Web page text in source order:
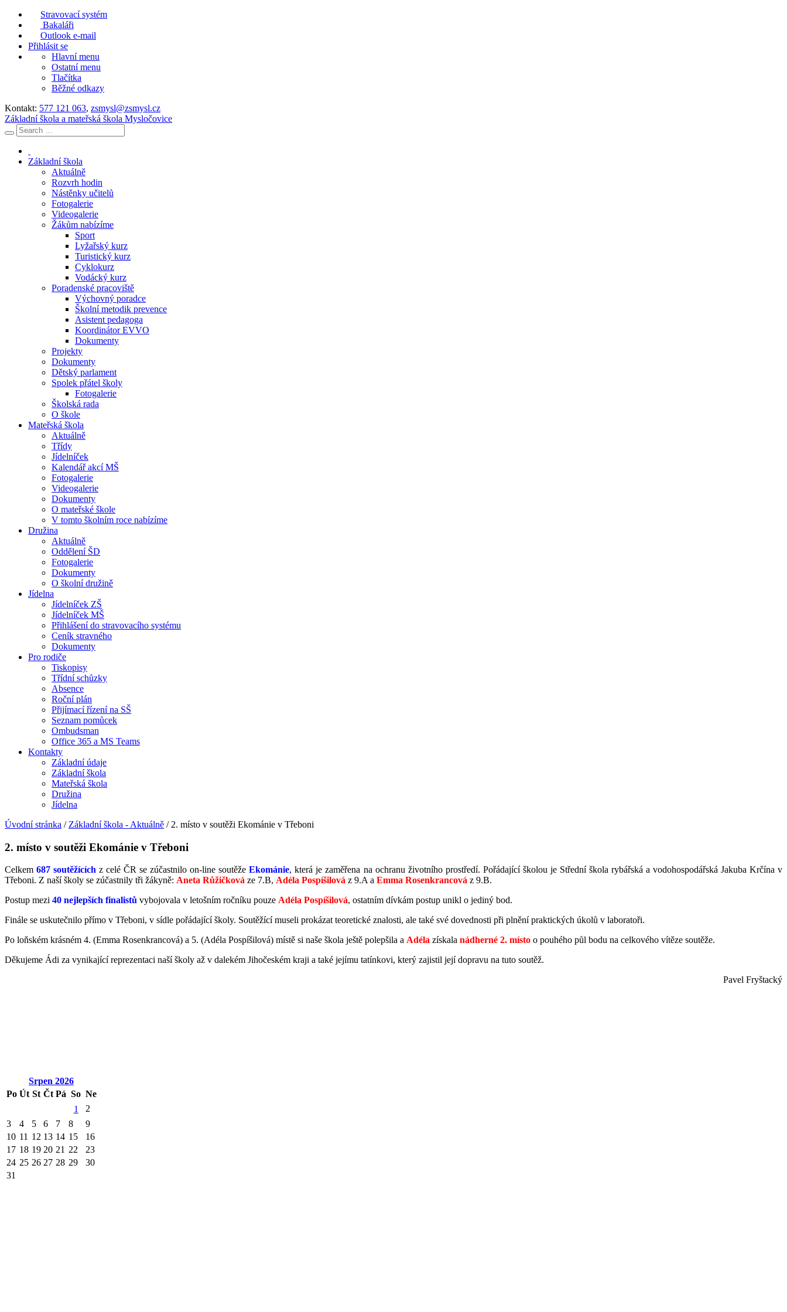
Stravovací systém
Bakaláři
Outlook e-mail
Přihlásit se
Hlavní menu
Ostatní menu
Tlačítka
Běžné odkazy
Kontakt: 577 121 063, zsmysl@zsmysl.cz
Základní škola a mateřská škola Mysločovice
Základní škola
Aktuálně
Rozvrh hodin
Nástěnky učitelů
Fotogalerie
Videogalerie
Žákům nabízíme
Sport
Lyžařský kurz
Turistický kurz
Cyklokurz
Vodácký kurz
Poradenské pracoviště
Výchovný poradce
Školní metodik prevence
Asistent pedagoga
Koordinátor EVVO
Dokumenty
Projekty
Dokumenty
Dětský parlament
Spolek přátel školy
Fotogalerie
Školská rada
O škole
Mateřská škola
Aktuálně
Třídy
Jídelníček
Kalendář akcí MŠ
Fotogalerie
Videogalerie
Dokumenty
O mateřské škole
V tomto školním roce nabízíme
Družina
Aktuálně
Oddělení ŠD
Fotogalerie
Dokumenty
O školní družině
Jídelna
Jídelníček ZŠ
Jídelníček MŠ
Přihlášení do stravovacího systému
Ceník stravného
Dokumenty
Pro rodiče
Tiskopisy
Třídní schůzky
Absence
Roční plán
Přijímací řízení na SŠ
Seznam pomůcek
Ombudsman
Office 365 a MS Teams
Kontakty
Základní údaje
Základní škola
Mateřská škola
Družina
Jídelna
Úvodní stránka / Základní škola - Aktuálně / 2. místo v soutěži Ekománie v Třeboni
2. místo v soutěži Ekománie v Třeboni
Celkem 687 soutěžících z celé ČR se zúčastnilo on-line soutěžeEkománie, která je zaměřena na ochranu životního prostředí. Pořádající školou je Střední škola rybářská a vodohospodářská Jakuba Krčína v
Třeboni. Z naší školy se zúčastnily tři žákyně: Aneta Růžičková ze 7.B, Adéla Pospíšilová z 9.A a Emma Rosenkrancová z 9.B.
Postup mezi 40 nejlepších finalistů vybojovala v letošním ročníku pouze Adéla Pospíšilová, ostatním dívkám postup unikl o jediný bod.
Finále se uskutečnilo přímo v Třeboni, v sídle pořádající školy. Soutěžící museli prokázat teoretické znalosti, ale také své dovednosti při plnění praktických úkolů v laboratoři.
Po loňském krásném 4. (Emma Rosenkrancová) a 5. (Adéla Pospíšilová) místě si naše škola ještě polepšila a Adéla získala nádherné 2. místo o pouhého půl bodu na celkového vítěze soutěže.
Děkujeme Ádi za vynikající reprezentaci naší školy až v dalekém Jihočeském kraji a také jejímu tatínkovi, který zajistil její dopravu na tuto soutěž.
Pavel Fryštacký
Srpen 2026
Po Út St Čt Pá So Ne
1
2
3
4 5 6 7 8
9
10 11 12 13 14 15
16
17 18 19 20 21 22
23
24 25 26 27 28 29
30
31